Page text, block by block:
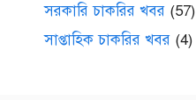
সরকারি চাকরির খবর (57)
সাপ্তাহিক চাকরির খবর (4)